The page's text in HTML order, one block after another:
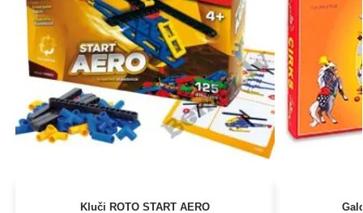
Kluči ROTO START AERO